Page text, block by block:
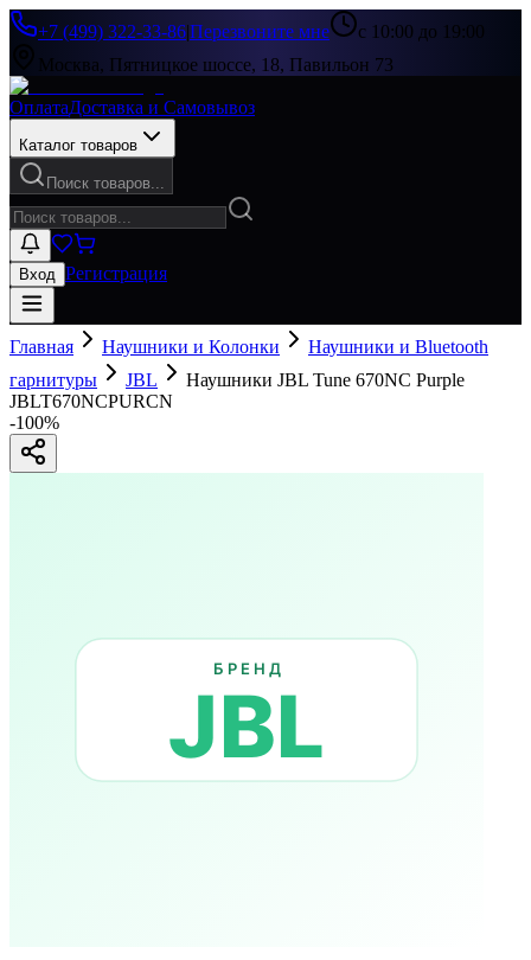
+7 (499) 322-33-86|Перезвоните мне
с 10:00 до 19:00
Москва, Пятницкое шоссе, 18, Павильон 73
ОплатаДоставка и Самовывоз
Каталог товаров
Поиск товаров...
Вход Регистрация
Главная Наушники и Колонки
Наушники и Bluetooth
гарнитуры
JBL
Наушники JBL Tune 670NC Purple
JBLT670NCPURCN
-100%